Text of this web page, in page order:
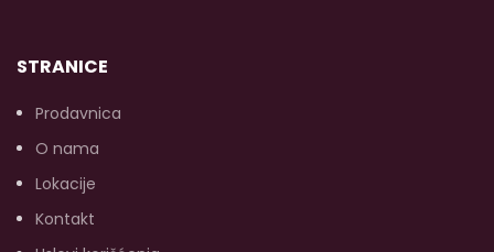
STRANICE
Prodavnica
O nama
Lokacije
Kontakt